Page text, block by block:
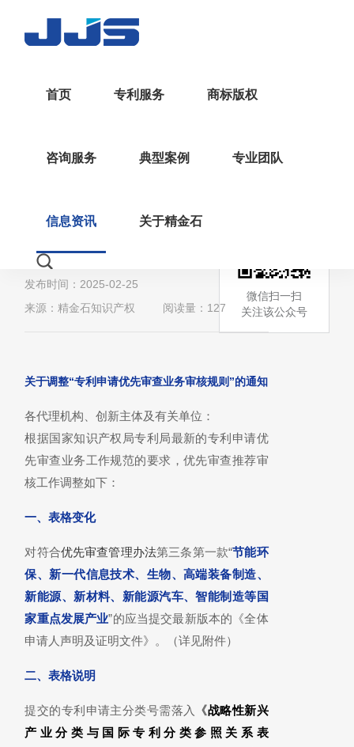
首页 专利服务 商标版权
咨询服务 典型案例 专业团队
信息资讯 关于精金石
优先审查业务审核规则”的
发布时间：2025-02-25
来源：精金石知识产权
阅读量：127
关于调整“专利申请优先审查业务审核规则”的通知
各代理机构、创新主体及有关单位：
根据国家知识产权局专利局最新的专利申请优
先审查业务工作规范的要求，优先审查推荐审
核工作调整如下：
一、表格变化
对符合优先审查管理办法第三条第一款“节能环
保、新一代信息技术、生物、高端装备制造、
新能源、新材料、新能源汽车、智能制造等国
家重点发展产业”的应当提交最新版本的《全体
申请人声明及证明文件》。（详见附件）
二、表格说明
提交的专利申请主分类号需落入 《战略性新兴
产业分类与国际专利分类参照关系表
微信扫一扫
关注该公众号